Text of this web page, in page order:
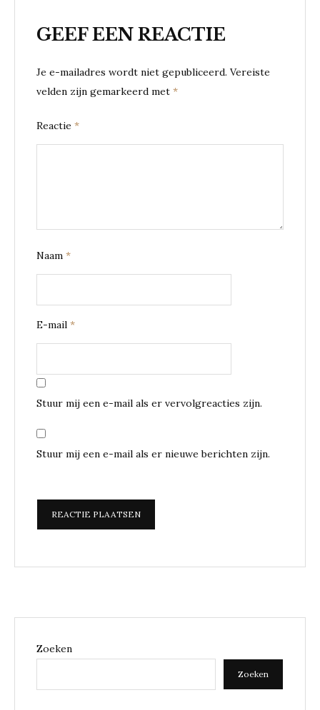
GEEF EEN REACTIE
Je e-mailadres wordt niet gepubliceerd. Vereiste
velden zijn gemarkeerd met *
Reactie *
Naam *
E-mail *
Stuur mij een e-mail als er vervolgreacties zijn.
Stuur mij een e-mail als er nieuwe berichten zijn.
Zoeken
Zoeken